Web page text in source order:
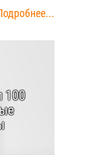
100